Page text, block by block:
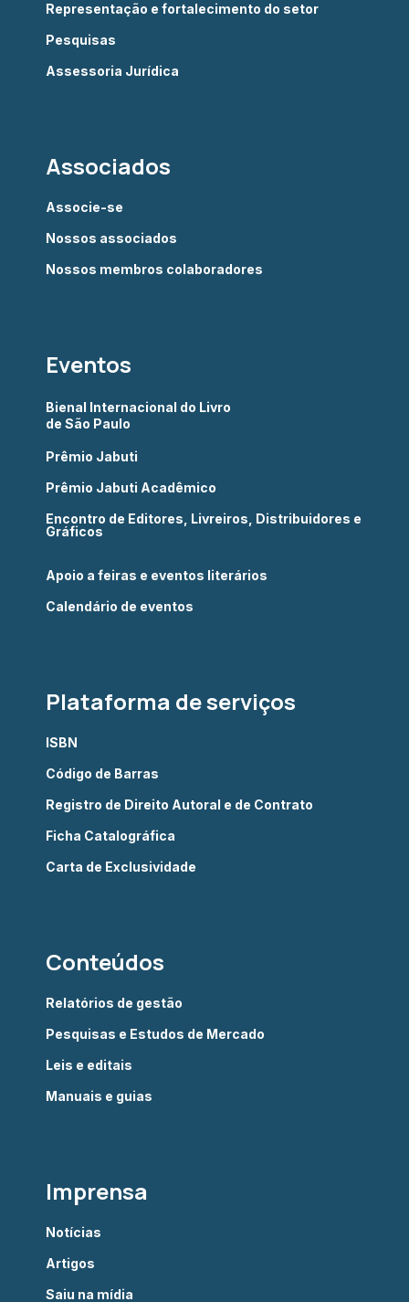
Representação e fortalecimento do setor
Pesquisas
Assessoria Jurídica
Associados
Associe-se
Nossos associados
Nossos membros colaboradores
Eventos
Bienal Internacional do Livro
de São Paulo
Prêmio Jabuti
Prêmio Jabuti Acadêmico
Encontro de Editores, Livreiros, Distribuidores e
Gráficos
Apoio a feiras e eventos literários
Calendário de eventos
Plataforma de serviços
ISBN
Código de Barras
Registro de Direito Autoral e de Contrato
Ficha Catalográfica
Carta de Exclusividade
Conteúdos
Relatórios de gestão
Pesquisas e Estudos de Mercado
Leis e editais
Manuais e guias
Imprensa
Notícias
Artigos
Saiu na mídia